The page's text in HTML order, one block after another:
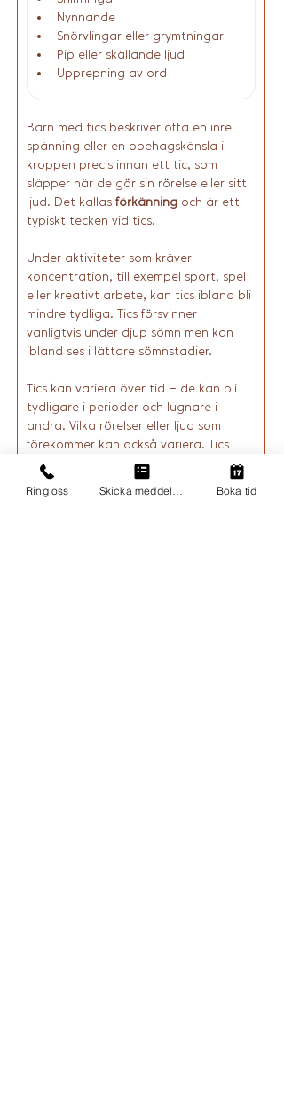
Nynnande
Snörvlingar eller grymtningar
Pip eller skällande ljud
Upprepning av ord
Barn med tics beskriver ofta en inre
spänning eller en obehagskänsla i
kroppen precis innan ett tic, som
släpper när de gör sin rörelse eller sitt
ljud. Det kallas förkänning och är ett
typiskt tecken vid tics.
Under aktiviteter som kräver
koncentration, till exempel sport, spel
eller kreativt arbete, kan tics ibland bli
mindre tydliga. Tics försvinner
vanligtvis under djup sömn men kan
ibland ses i lättare sömnstadier.
Tics kan variera över tid – de kan bli
tydligare i perioder och lugnare i
andra. Vilka rörelser eller ljud som
förekommer kan också variera. Tics
kan försvinna och ersättas av andra
tics.
Ring oss Boka tid